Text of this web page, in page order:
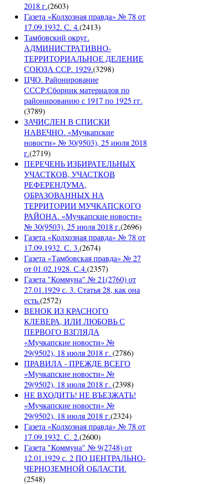
2018 г.(2603)
Газета «Колхозная правда» № 78 от
17.09.1932. С. 4.(2413)
Тамбовский округ.
АДМИНИСТРАТИВНО-
ТЕРРИТОРИАЛЬНОЕ ДЕЛЕНИЕ
СОЮЗА ССР. 1929.(3298)
ЦЧО. Районирование
СССР:Сборник материалов по
районированию с 1917 по 1925 гг.
(3789)
ЗАЧИСЛЕН В СПИСКИ
НАВЕЧНО. «Мучкапские
новости» № 30(9503), 25 июля 2018
г.(2719)
ПЕРЕЧЕНЬ ИЗБИРАТЕЛЬНЫХ
УЧАСТКОВ, УЧАСТКОВ
РЕФЕРЕНДУМА,
ОБРАЗОВАННЫХ НА
ТЕРРИТОРИИ МУЧКАПСКОГО
РАЙОНА. «Мучкапские новости»
№ 30(9503), 25 июля 2018 г.(2696)
Газета «Колхозная правда» № 78 от
17.09.1932. С. 3.(2674)
Газета «Тамбовская правда» № 27
от 01.02.1928. С.4.(2357)
Газета "Коммуна" № 21(2760) от
27.01.1929 с. 3. Статья 28, как она
есть.(2572)
ВЕНОК ИЗ КРАСНОГО
КЛЕВЕРА, ИЛИ ЛЮБОВЬ С
ПЕРВОГО ВЗГЛЯДА
«Мучкапские новости» №
29(9502), 18 июля 2018 г. (2786)
ПРАВИЛА - ПРЕЖДЕ ВСЕГО
«Мучкапские новости» №
29(9502), 18 июля 2018 г. (2398)
НЕ ВХОДИТЬ! НЕ ВЪЕЗЖАТЬ!
«Мучкапские новости» №
29(9502), 18 июля 2018 г.(2324)
Газета «Колхозная правда» № 78 от
17.09.1932. С. 2.(2600)
Газета "Коммуна" № 9(2748) от
12.01.1929 с. 2 ПО ЦЕНТРАЛЬНО-
ЧЕРНОЗЕМНОЙ ОБЛАСТИ.
(2548)